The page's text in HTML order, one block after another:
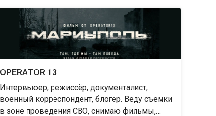
OPERATOR 13
Интервьюер, режиссёр, документалист,
военный корреспондент, блогер. Веду съемки
в зоне проведения СВО, снимаю фильмы,